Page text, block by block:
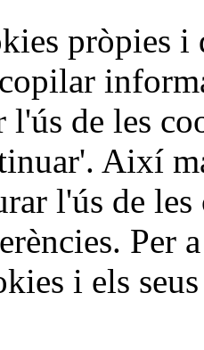
pròpies i
l'ús de les
Així
l'ús de
Per
i els